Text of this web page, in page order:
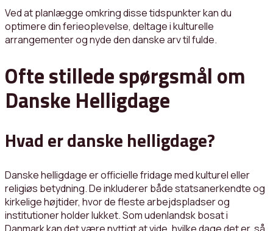
Ved at planlægge omkring disse tidspunkter kan du
optimere din ferieoplevelse, deltage i kulturelle
arrangementer og nyde den danske arv til fulde.
Ofte stillede spørgsmål om
Danske Helligdage
Hvad er danske helligdage?
Danske helligdage er officielle fridage med kulturel eller
religiøs betydning. De inkluderer både statsanerkendte og
kirkelige højtider, hvor de fleste arbejdspladser og
institutioner holder lukket. Som udenlandsk bosat i